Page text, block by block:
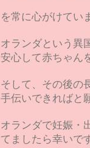
を常に心がけてい
オランダという異
安心して赤ちゃん
そして、その後の
手伝いできればと
オランダで妊娠・
てましたら幸いで